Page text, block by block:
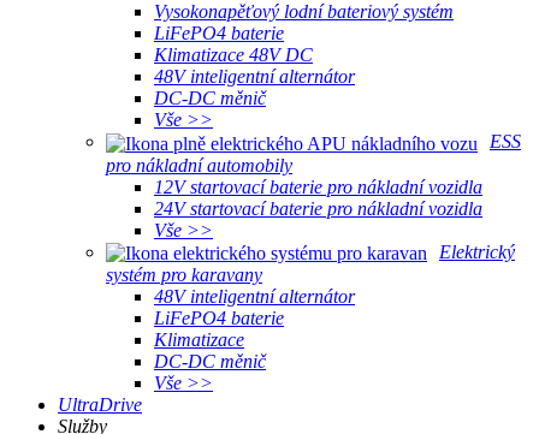
Vysokonapěťový lodní bateriový systém
LiFePO4 baterie
Klimatizace 48V DC
48V inteligentní alternátor
DC-DC měnič
Vše >>
ESS
pro nákladní automobily
12V startovací baterie pro nákladní vozidla
24V startovací baterie pro nákladní vozidla
Vše >>
Elektrický
systém pro karavany
48V inteligentní alternátor
LiFePO4 baterie
Klimatizace
DC-DC měnič
Vše >>
UltraDrive
Služby